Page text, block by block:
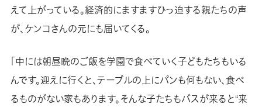
えて上がっている。経済的にますますひっ迫する親たちの声
が、ケンコさんの元にも届いてくる。
「中には朝昼晩のご飯を学園で食べていく子どもたちもいる
んです。迎えに行くと、テーブルの上にパンも何もない、食べ
るものがない家もあります。そんな子たちもバスが来ると“来